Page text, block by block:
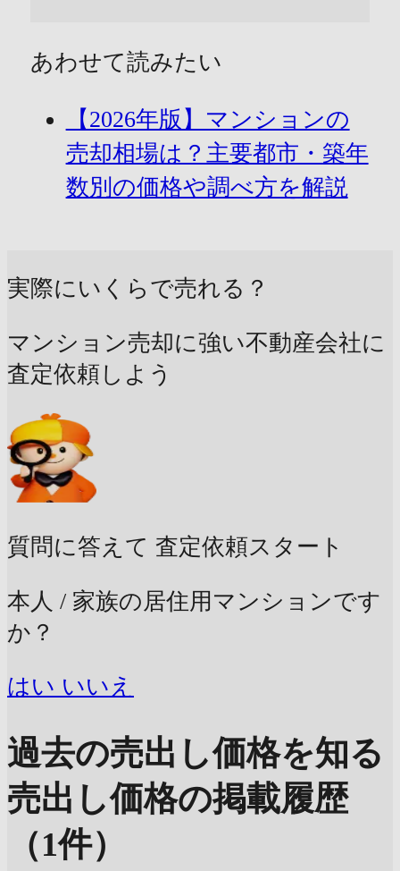
あわせて読みたい
【2026年版】マンションの
売却相場は？主要都市・築年
数別の価格や調べ方を解説
実際にいくらで売れる？
マンション売却に強い不動産会社に
査定依頼しよう
質問に答えて 査定依頼スタート
本人 / 家族の居住用マンションです
か？
はい いいえ
過去の売出し価格を知る
売出し価格の掲載履歴
（1件）